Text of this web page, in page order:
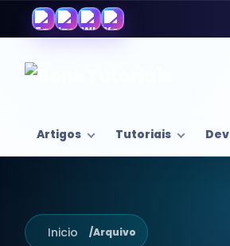
Artigos Tutoriais Dev
Inicio /Arquivo